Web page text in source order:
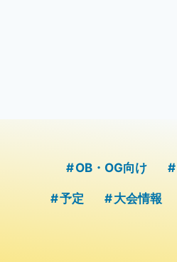
OB・OG向け
予定 大会情報